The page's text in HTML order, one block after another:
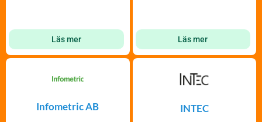
Läs mer Läs mer
Infometric AB INTEC